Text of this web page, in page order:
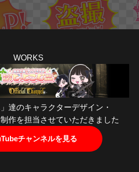
WORKS
達のキャラクターデザイン・
作を担当させていただきました
チャンネルを見る